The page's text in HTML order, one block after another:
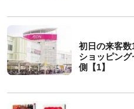
初日の来客
ショッピン
側【1】